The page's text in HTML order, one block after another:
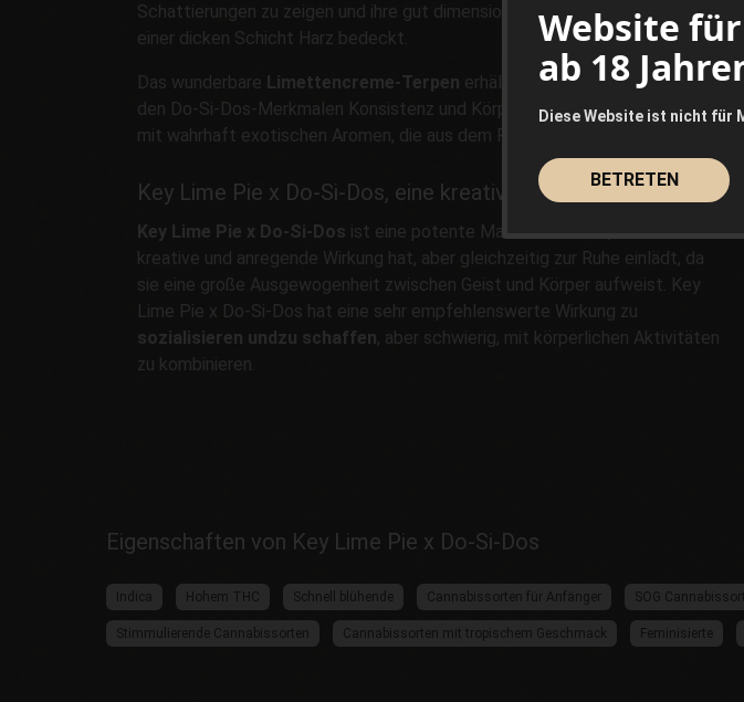
Schattierungen zu zeigen und ihre gut dimensionierten Blütenkelche sind mit
einer dicken Schicht Harz bedeckt.
Das wunderbare Limettencreme-Terpen erhält durch die Interaktion mit
den Do-Si-Dos-Merkmalen Konsistenz und Körper und sorgt für eine Genetik
mit wahrhaft exotischen Aromen, die aus dem Rahmen fallen.
Key Lime Pie x Do-Si-Dos, eine kreative und soziale Wirkung
Key Lime Pie x Do-Si-Dos ist eine potente Marihuana-Sorte, die eine
kreative und anregende Wirkung hat, aber gleichzeitig zur Ruhe einlädt, da
sie eine große Ausgewogenheit zwischen Geist und Körper aufweist. Key
Lime Pie x Do-Si-Dos hat eine sehr empfehlenswerte Wirkung zu
sozialisieren und zu schaffen, aber schwierig, mit körperlichen Aktivitäten
zu kombinieren.
Eigenschaften von Key Lime Pie x Do-Si-Dos
Indica Hohem THC Schnell blühende Cannabissorten für Anfänger SOG
Stimmulierende Cannabissorten Cannabissorten mit tropischem Geschmack Feminisierte
Website
ab 18
Diese Website ist nicht für
BETRETEN